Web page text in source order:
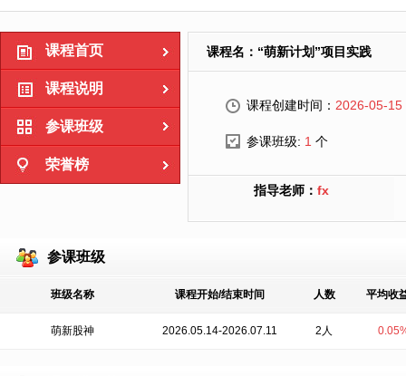
课程首页
课程说明
参课班级
荣誉榜
课程名：“萌新计划”项目实践
课程创建时间： 2026-05-15
参课班级: 1 个
指导老师： fx
参课班级
班级名称 课程开始/结束时间 人数 平均收
萌新股神 2026.05.14-2026.07.11 2人